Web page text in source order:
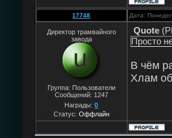
17748 Дата:
Директор трамвайного
завода
Группа: Пользователи
Сообщений: 1247
Награды:0
Статус: Оффлайн
Quote (
Просто
В чём
Хлам